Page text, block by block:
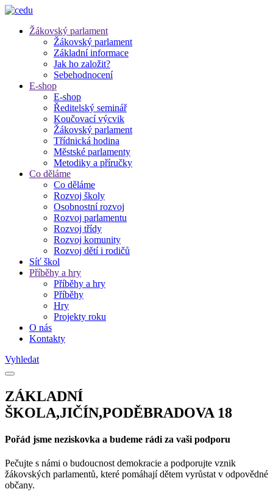
Žákovský parlament
Žákovský parlament
Základní informace
Jak ho založit?
Sebehodnocení
E-shop
E-shop
Ředitelský seminář
Koučovací výcvik
Žákovský parlament
Třídnická hodina
Městské parlamenty
Metodiky a příručky
Co děláme
Co děláme
Rozvoj školy
Osobnostní rozvoj
Rozvoj parlamentu
Rozvoj třídy
Rozvoj komunity
Rozvoj dětí i rodičů
Síť škol
Příběhy a hry
Příběhy a hry
Příběhy
Hry
Projekty roku
O nás
Kontakty
Vyhledat
ZÁKLADNÍ
ŠKOLA,JIČÍN,PODĚBRADOVA 18
Pořád jsme neziskovka a budeme rádi za vaši podporu
Pečujte s námi o budoucnost demokracie a podporujte vznik
žákovských parlamentů, které pomáhají dětem vyrůstat v odpovědné
občany.